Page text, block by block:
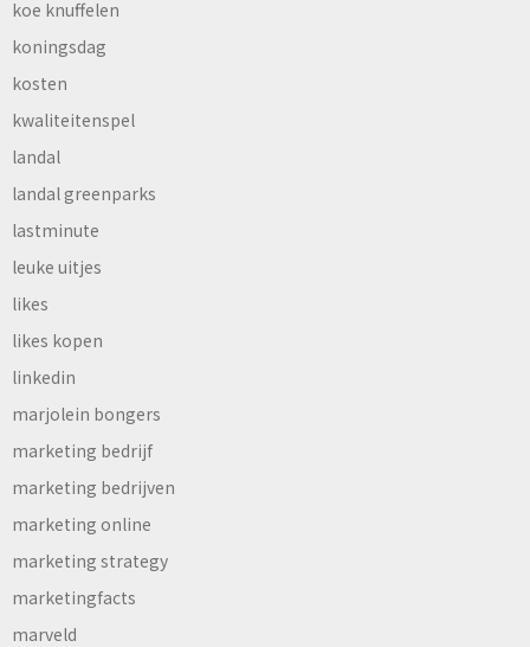
koe knuffelen
koningsdag
kosten
kwaliteitenspel
landal
landal greenparks
lastminute
leuke uitjes
likes
likes kopen
linkedin
marjolein bongers
marketing bedrijf
marketing bedrijven
marketing online
marketing strategy
marketingfacts
marveld